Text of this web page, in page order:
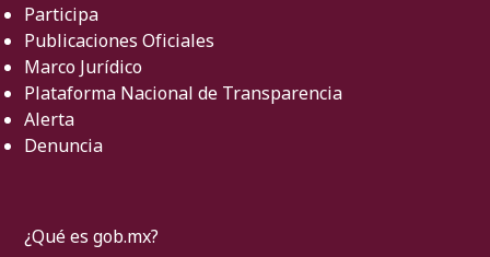
Participa
Publicaciones Oficiales
Marco Jurídico
Plataforma Nacional de Transparencia
Alerta
Denuncia
¿Qué es gob.mx?